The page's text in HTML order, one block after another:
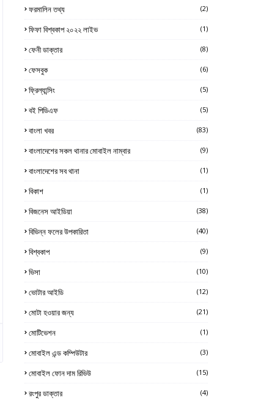
ফরমালিন তথ্য (2)
ফিফা বিশ্বকাপ ২০২২ লাইভ (1)
ফেনী ডাক্তার (8)
ফেসবুক (6)
ফ্রিল্যান্সিং (5)
বই পিডিএফ (5)
বাংলা খবর (83)
বাংলাদেশের সকল থানার মোবাইল নাম্বার (9)
বাংলাদেশের সব থানা (1)
বিকাশ (1)
বিজনেস আইডিয়া (38)
বিভিন্ন ফলের উপকারিতা (40)
বিশ্বকাপ (9)
ভিসা (10)
ভোটার আইডি (12)
মোটা হওয়ার জন্য (21)
মোটিভেশন (1)
মোবাইল এন্ড কম্পিউটার (3)
মোবাইল ফোন দাম রিভিউ (15)
রংপুর ডাক্তার (4)